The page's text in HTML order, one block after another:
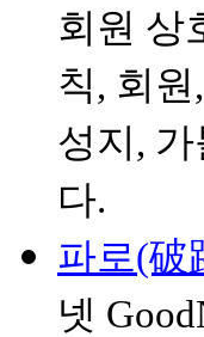
회원 상
칙, 회
성지,
다.
파로(破
넷